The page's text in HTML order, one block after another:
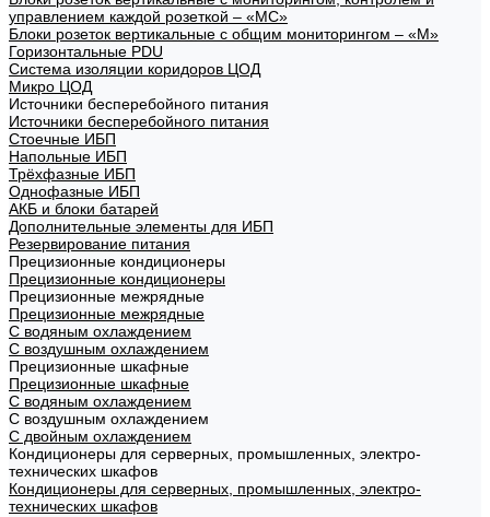
управлением каждой розеткой – «МС»
Блоки розеток вертикальные с общим мониторингом – «М»
Горизонтальные PDU
Система изоляции коридоров ЦОД
Микро ЦОД
Источники бесперебойного питания
Источники бесперебойного питания
Стоечные ИБП
Напольные ИБП
Трёхфазные ИБП
Однофазные ИБП
АКБ и блоки батарей
Дополнительные элементы для ИБП
Резервирование питания
Прецизионные кондиционеры
Прецизионные кондиционеры
Прецизионные межрядные
Прецизионные межрядные
С водяным охлаждением
С воздушным охлаждением
Прецизионные шкафные
Прецизионные шкафные
С водяным охлаждением
С воздушным охлаждением
С двойным охлаждением
Кондиционеры для серверных, промышленных, электро-
технических шкафов
Кондиционеры для серверных, промышленных, электро-
технических шкафов